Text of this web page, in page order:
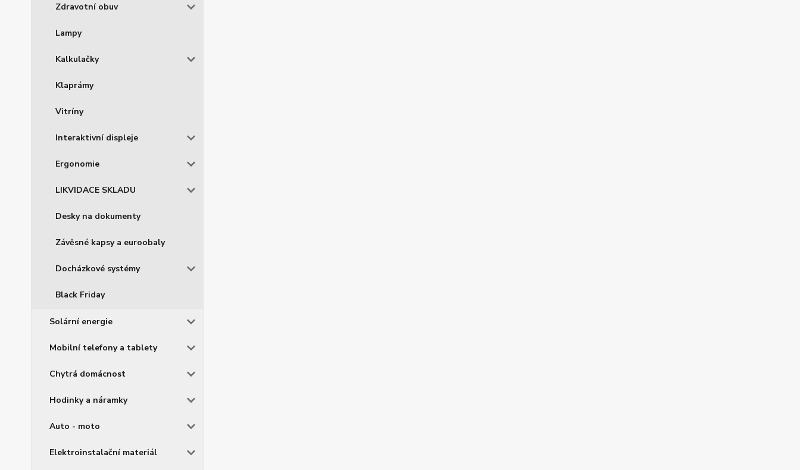
Zdravotní obuv
Lampy
Kalkulačky
Klaprámy
Vitríny
Interaktivní displeje
Ergonomie
LIKVIDACE SKLADU
Desky na dokumenty
Závěsné kapsy a euroobaly
Docházkové systémy
Black Friday
Solární energie
Mobilní telefony a tablety
Chytrá domácnost
Hodinky a náramky
Auto - moto
Elektroinstalační materiál